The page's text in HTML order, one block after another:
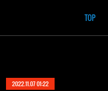
TOP
2022.11.07 01:22